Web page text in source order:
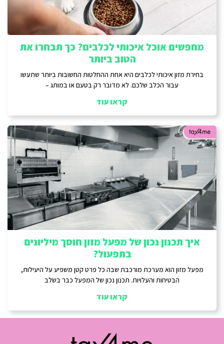
מחפשים אוכל איכותי לכלבים? כך תבחרו את
הטוב ביותר
בחירת מזון איכותי לכלבים היא אחת ההחלטות החשובות ביותר שתעשו
עבור הכלב שלכם. לא מדובר רק בטעם או במותג –
קראו עוד
איך תכנון נכון של מפעל מזון חוסך מיליונים
בתפעול?
מפעל מזון הוא מערכת מורכבת שבה כל פרט קטן משפיע על היעילות,
הבטיחות והעלויות. תכנון נכון של המפעל כבר בשלב
קראו עוד